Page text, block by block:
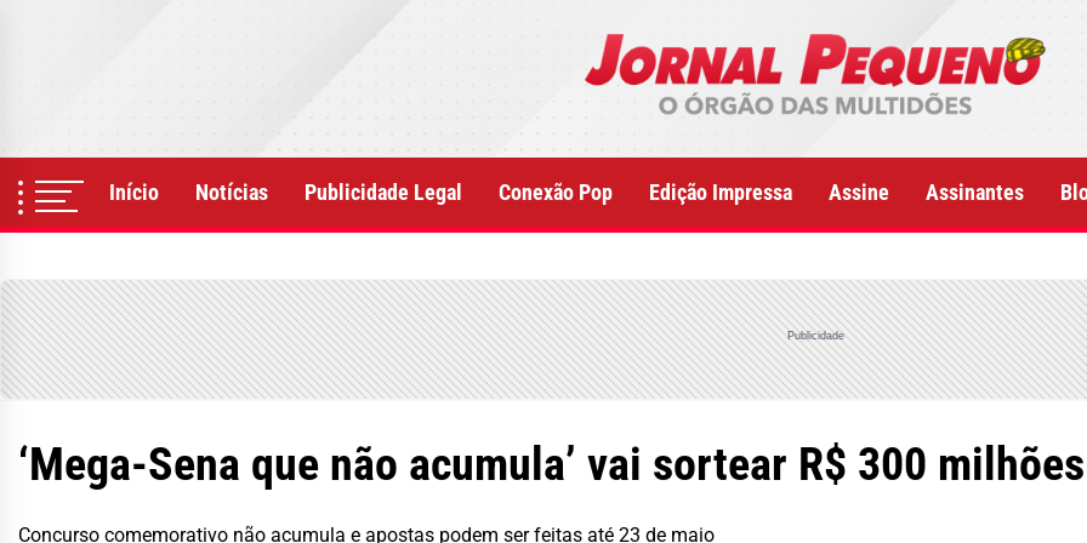
Início Notícias Publicidade Legal Conexão Pop Edição Impressa Assine Assinantes
Publicidade
‘Mega-Sena que não acumula’ vai sortear R$ 300 milhões
Concurso comemorativo não acumula e apostas podem ser feitas até 23 de maio